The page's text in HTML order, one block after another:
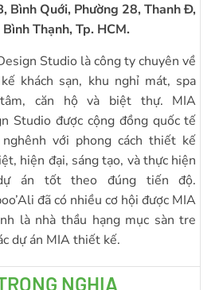
Bình Quới, Phường 28, Thanh Đ,
Thạnh, Tp. HCM.
Studio là công ty chuyên về
khách sạn, khu nghỉ mát, spa
căn hộ và biệt thự. MIA
Studio được cộng đồng quốc tế
nghênh với phong cách thiết kế
hiện đại, sáng tạo, và thực hiện
án tốt theo đúng tiến độ.
đã có nhiều cơ hội được MIA
là nhà thầu hạng mục sàn tre
dự án MIA thiết kế.
NGHIA